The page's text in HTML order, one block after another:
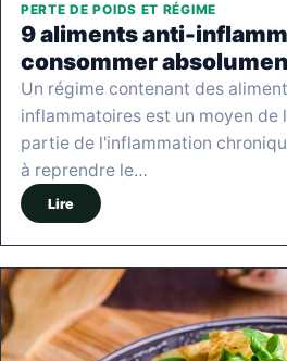
PERTE DE POIDS ET RÉGIME
9 aliments anti-
consommer
Un régime contenant des
inflammatoires est un moyen de
partie de l'inflammation
à reprendre le…
Lire